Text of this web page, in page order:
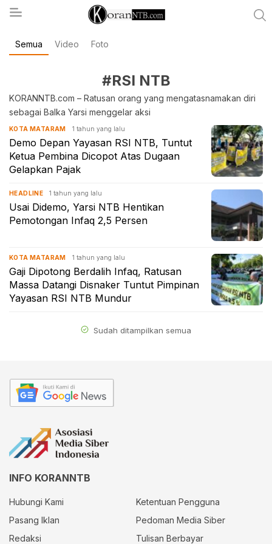
koranntb.com
Semua Video Foto
#RSI NTB
KORANNTB.com – Ratusan orang yang mengatasnamakan diri
sebagai Balka Yarsi menggelar aksi
KOTA MATARAM 1 tahun yang lalu
Demo Depan Yayasan RSI NTB, Tuntut
Ketua Pembina Dicopot Atas Dugaan
Gelapkan Pajak
HEADLINE 1 tahun yang lalu
Usai Didemo, Yarsi NTB Hentikan
Pemotongan Infaq 2,5 Persen
KOTA MATARAM 1 tahun yang lalu
Gaji Dipotong Berdalih Infaq, Ratusan
Massa Datangi Disnaker Tuntut Pimpinan
Yayasan RSI NTB Mundur
Sudah ditampilkan semua
INFO KORANNTB
Hubungi Kami
Ketentuan Pengguna
Pasang Iklan
Pedoman Media Siber
Redaksi
Tulisan Berbayar